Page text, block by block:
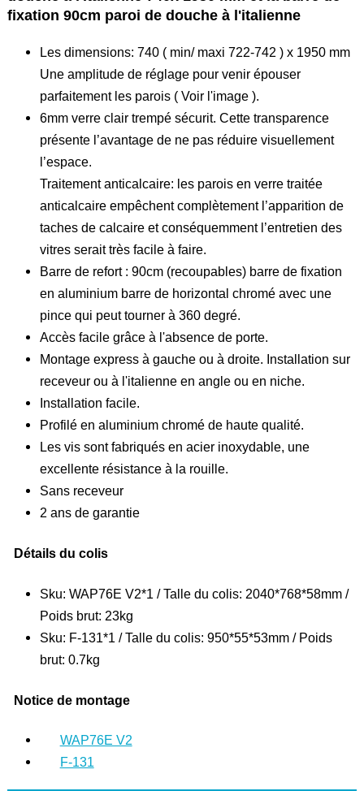
fixation 90cm paroi de douche à l'italienne
Les dimensions: 740 ( min/ maxi 722-742 ) x 1950 mm
Une amplitude de réglage pour venir épouser
parfaitement les parois ( Voir l'image ).
6mm verre clair trempé sécurit. Cette transparence
présente l’avantage de ne pas réduire visuellement
l’espace.
Traitement anticalcaire: les parois en verre traitée
anticalcaire empêchent complètement l’apparition de
taches de calcaire et conséquemment l’entretien des
vitres serait très facile à faire.
Barre de refort : 90cm (recoupables) barre de fixation
en aluminium barre de horizontal chromé avec une
pince qui peut tourner à 360 degré.
Accès facile grâce à l'absence de porte.
Montage express à gauche ou à droite. Installation sur
receveur ou à l'italienne en angle ou en niche.
Installation facile.
Profilé en aluminium chromé de haute qualité.
Les vis sont fabriqués en acier inoxydable, une
excellente résistance à la rouille.
Sans receveur
2 ans de garantie
Détails du colis
Sku: WAP76E V2*1 / Talle du colis: 2040*768*58mm /
Poids brut: 23kg
Sku: F-131*1 / Talle du colis: 950*55*53mm / Poids
brut: 0.7kg
Notice de montage
WAP76E V2
F-131